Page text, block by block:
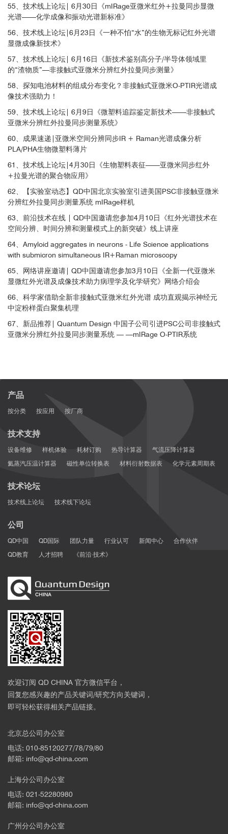
Parts-per-Million Detection of Trace Crystal Forms Using AF-PTIR Microscop
y. Razumtcev, A. et al.Analytical Chemistry, 2022
E. et al.Analytical Chemistry, 2022
Photonics, bio
Chapter 8 - Raman-integrated optical photothermal infrared microscopy: tech
nology and applications. Li, X. et al.Molecular and Laser Spectroscopy, 2022
Chapter 9 - Optical photothermal infrared spectroscopic applications in micro
plastics—comparison with Fourier transform infrared and Raman spectrosc
opy. Krafft, C. et al.Molecular and Laser Spectroscopy, 2022
Microplastics
Contribution of Infrared Spectroscopy to the Understanding of Amyloid Protei
n Aggregation in Complex Systems. Ami, D. et al.Front. Mol. Biosci., 2022
Overcoming challenging Failure Analysis sample types on a single IR/Raman
platform. Anderson, J. et al.ISTFA 2022 Proceedings, 2022
Optical photothermal infrared spectroscopy with simultaneously acquired Ra
al.Scientific Report, 2022
22
55、技术线上论坛| 6月30日《mIRage亚微米红外+拉曼同步显微
光谱——化学成像和振动光谱新标准》
56、技术线上论坛|6月23日《一种不怕“水”的生物无标记红外光谱
显微成像新技术》
57、技术线上论坛| 6月16日《新技术鉴别高分子/半导体领域里
的“渣物质”—非接触式亚微米分辨红外拉曼同步测量》
58、探知电池材料的组成分布变化？非接触式亚微米O-PTIR光谱成
像技术强助力！
59、技术线上论坛| 6月9日《微塑料追踪鉴定新技术——非接触式
亚微米分辨红外拉曼同步测量系统》
60、成果速递|亚微米空间分辨同步IR + Raman光谱成像分析
PLA/PHA生物微塑料薄片
61、技术线上论坛|4月30日《生物塑料表征——亚微米同步红外
+拉曼光谱的聚合物应用》
62、【实验室动态】QD中国北京实验室引进美国PSC非接触亚微米
分辨红外拉曼同步测量系统 mIRage样机
63、前沿技术在线 | QD中国邀请您参加4月10日《红外光谱技术在
空间分辨、时间分辨和测量模式上的新突破》线上讲座
64、Amyloid aggregates in neurons - Life Science applications
with submicron simultaneous IR+Raman microscopy
65、网络讲座邀请| QD中国邀请您参加3月10日《全新一代亚微米
显微红外光谱及成像技术助力病理学及化学研究》网络介绍会
66、科学家借助全新非接触式亚微米红外光谱 成功直观揭示神经元
中淀粉样蛋白聚集机理
67、新品推荐| Quantum Design 中国子公司引进PSC公司非接触式
亚微米分辨红外拉曼同步测量系统 — —mIRage O-PTIR系统
产品
按分类 按应用 按厂商
技术支持
设备维修 样机体验 耗材订购 热导计算器
气流压降计算器
氦蒸汽压温计算器
磁性单位转换表 材料衍射数据表 化学元素周期表
技术论坛
技术线上论坛 技术线下论坛
公司
QD中国 QD国际 团队力量 行业认可 新闻中心
合作伙伴
QD教育
人才招聘 《前沿·技术》
欢迎订阅 QD CHINA 官方微信平台，
回复您感兴趣的产品关键词/研究方向关键词，
即可轻松获得相关产品链接。
北京总公司办公室
电话: 010-85120277/78/79/80
邮箱: info@qd-china.com
上海分公司办公室
电话: 021-52280980
邮箱: info@qd-china.com
广州分公司办公室